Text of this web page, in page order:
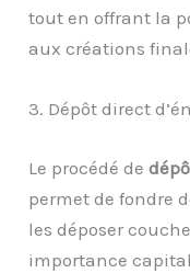
tout en offrant la
aux créations
3. Dépôt direct
Le procédé de
permet de fondre
les déposer
importance